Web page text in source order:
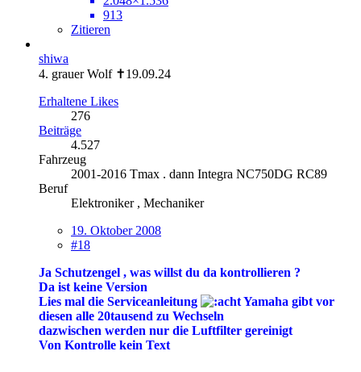
913
Zitieren
shiwa
4. grauer Wolf ✝19.09.24
Erhaltene Likes
276
Beiträge
4.527
Fahrzeug
2001-2016 Tmax . dann Integra NC750DG RC89
Beruf
Elektroniker , Mechaniker
19. Oktober 2008
#18
Ja Schutzengel , was willst du da kontrollieren ?
Da ist keine Version
Lies mal die Serviceanleitung
Yamaha gibt vor
diesen alle 20tausend zu Wechseln
dazwischen werden nur die Luftfilter gereinigt
Von Kontrolle kein Text